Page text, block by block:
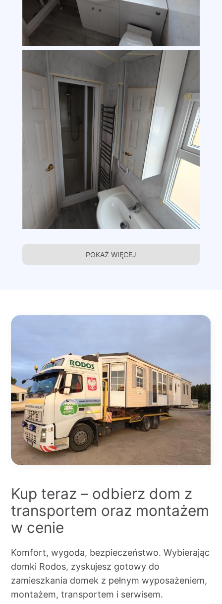
POKAŻ WIĘCEJ
Kup teraz – odbierz dom z
transportem oraz montażem
w cenie
Komfort, wygoda, bezpieczeństwo. Wybierając
domki Rodos, zyskujesz gotowy do
zamieszkania domek z pełnym wyposażeniem,
montażem, transportem i serwisem.